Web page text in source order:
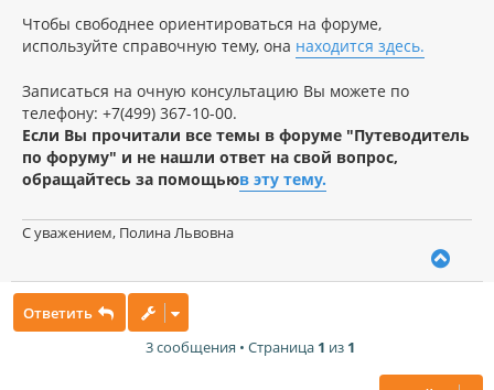
Чтобы свободнее ориентироваться на форуме,
используйте справочную тему, она находится здесь.
Записаться на очную консультацию Вы можете по
телефону: +7(499) 367-10-00.
Если Вы прочитали все темы в форуме "Путеводитель
по форуму" и не нашли ответ на свой вопрос,
обращайтесь за помощьюв эту тему.
С уважением, Полина Львовна
Ответить
3 сообщения • Страница 1 из 1